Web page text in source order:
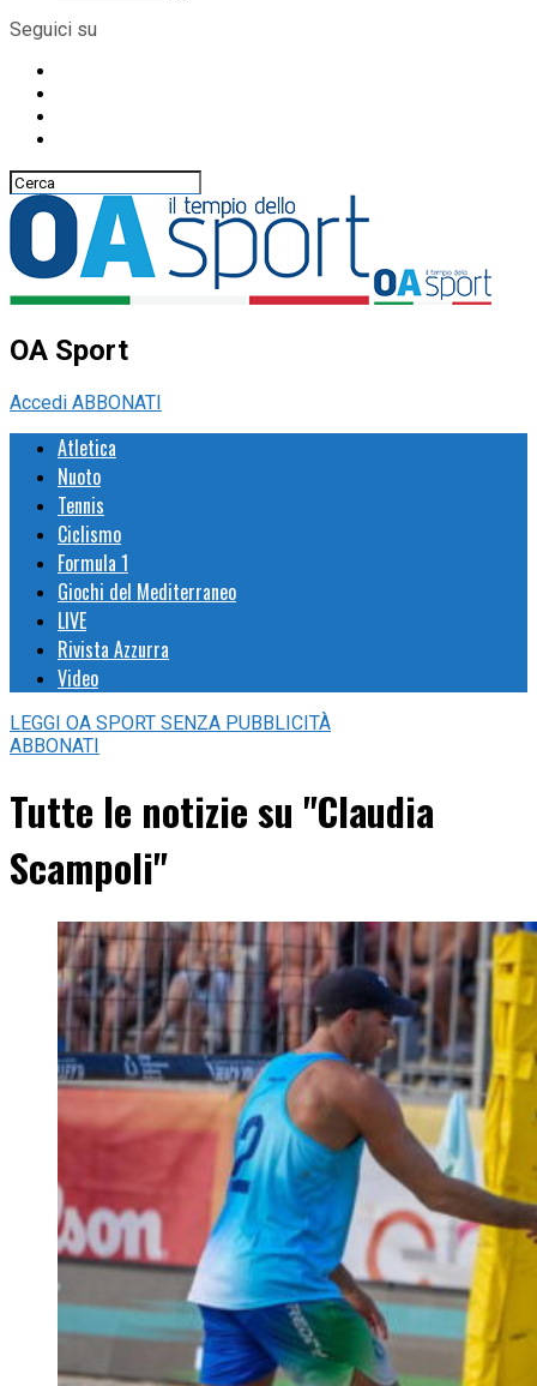
Seguici su
OA Sport
Accedi ABBONATI
Atletica
Nuoto
Tennis
Ciclismo
Formula 1
Giochi del Mediterraneo
LIVE
Rivista Azzurra
Video
LEGGI OA SPORT SENZA PUBBLICITÀ
ABBONATI
Tutte le notizie su "Claudia
Scampoli"